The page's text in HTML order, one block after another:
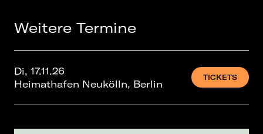
Weitere Termine
Di, 17.11.26
Heimathafen Neukölln, Berlin
TICKETS